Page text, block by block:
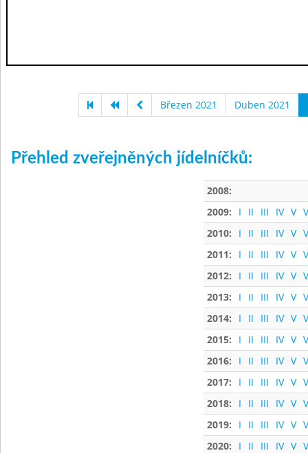
Březen 2021 Duben 2021
Přehled zveřejněných jídelníčků:
2008:
2009:
I II III IV V
2010:
I II III IV V
2011:
I II III IV V
2012:
I II III IV V
2013:
I II III IV V
2014:
I II III IV V
2015:
I II III IV V
2016:
I II III IV V
2017:
I II III IV V
2018:
I II III IV V
2019:
I II III IV V
2020:
I II III IV V